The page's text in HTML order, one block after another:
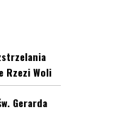
Rzezi Woli
Gerarda